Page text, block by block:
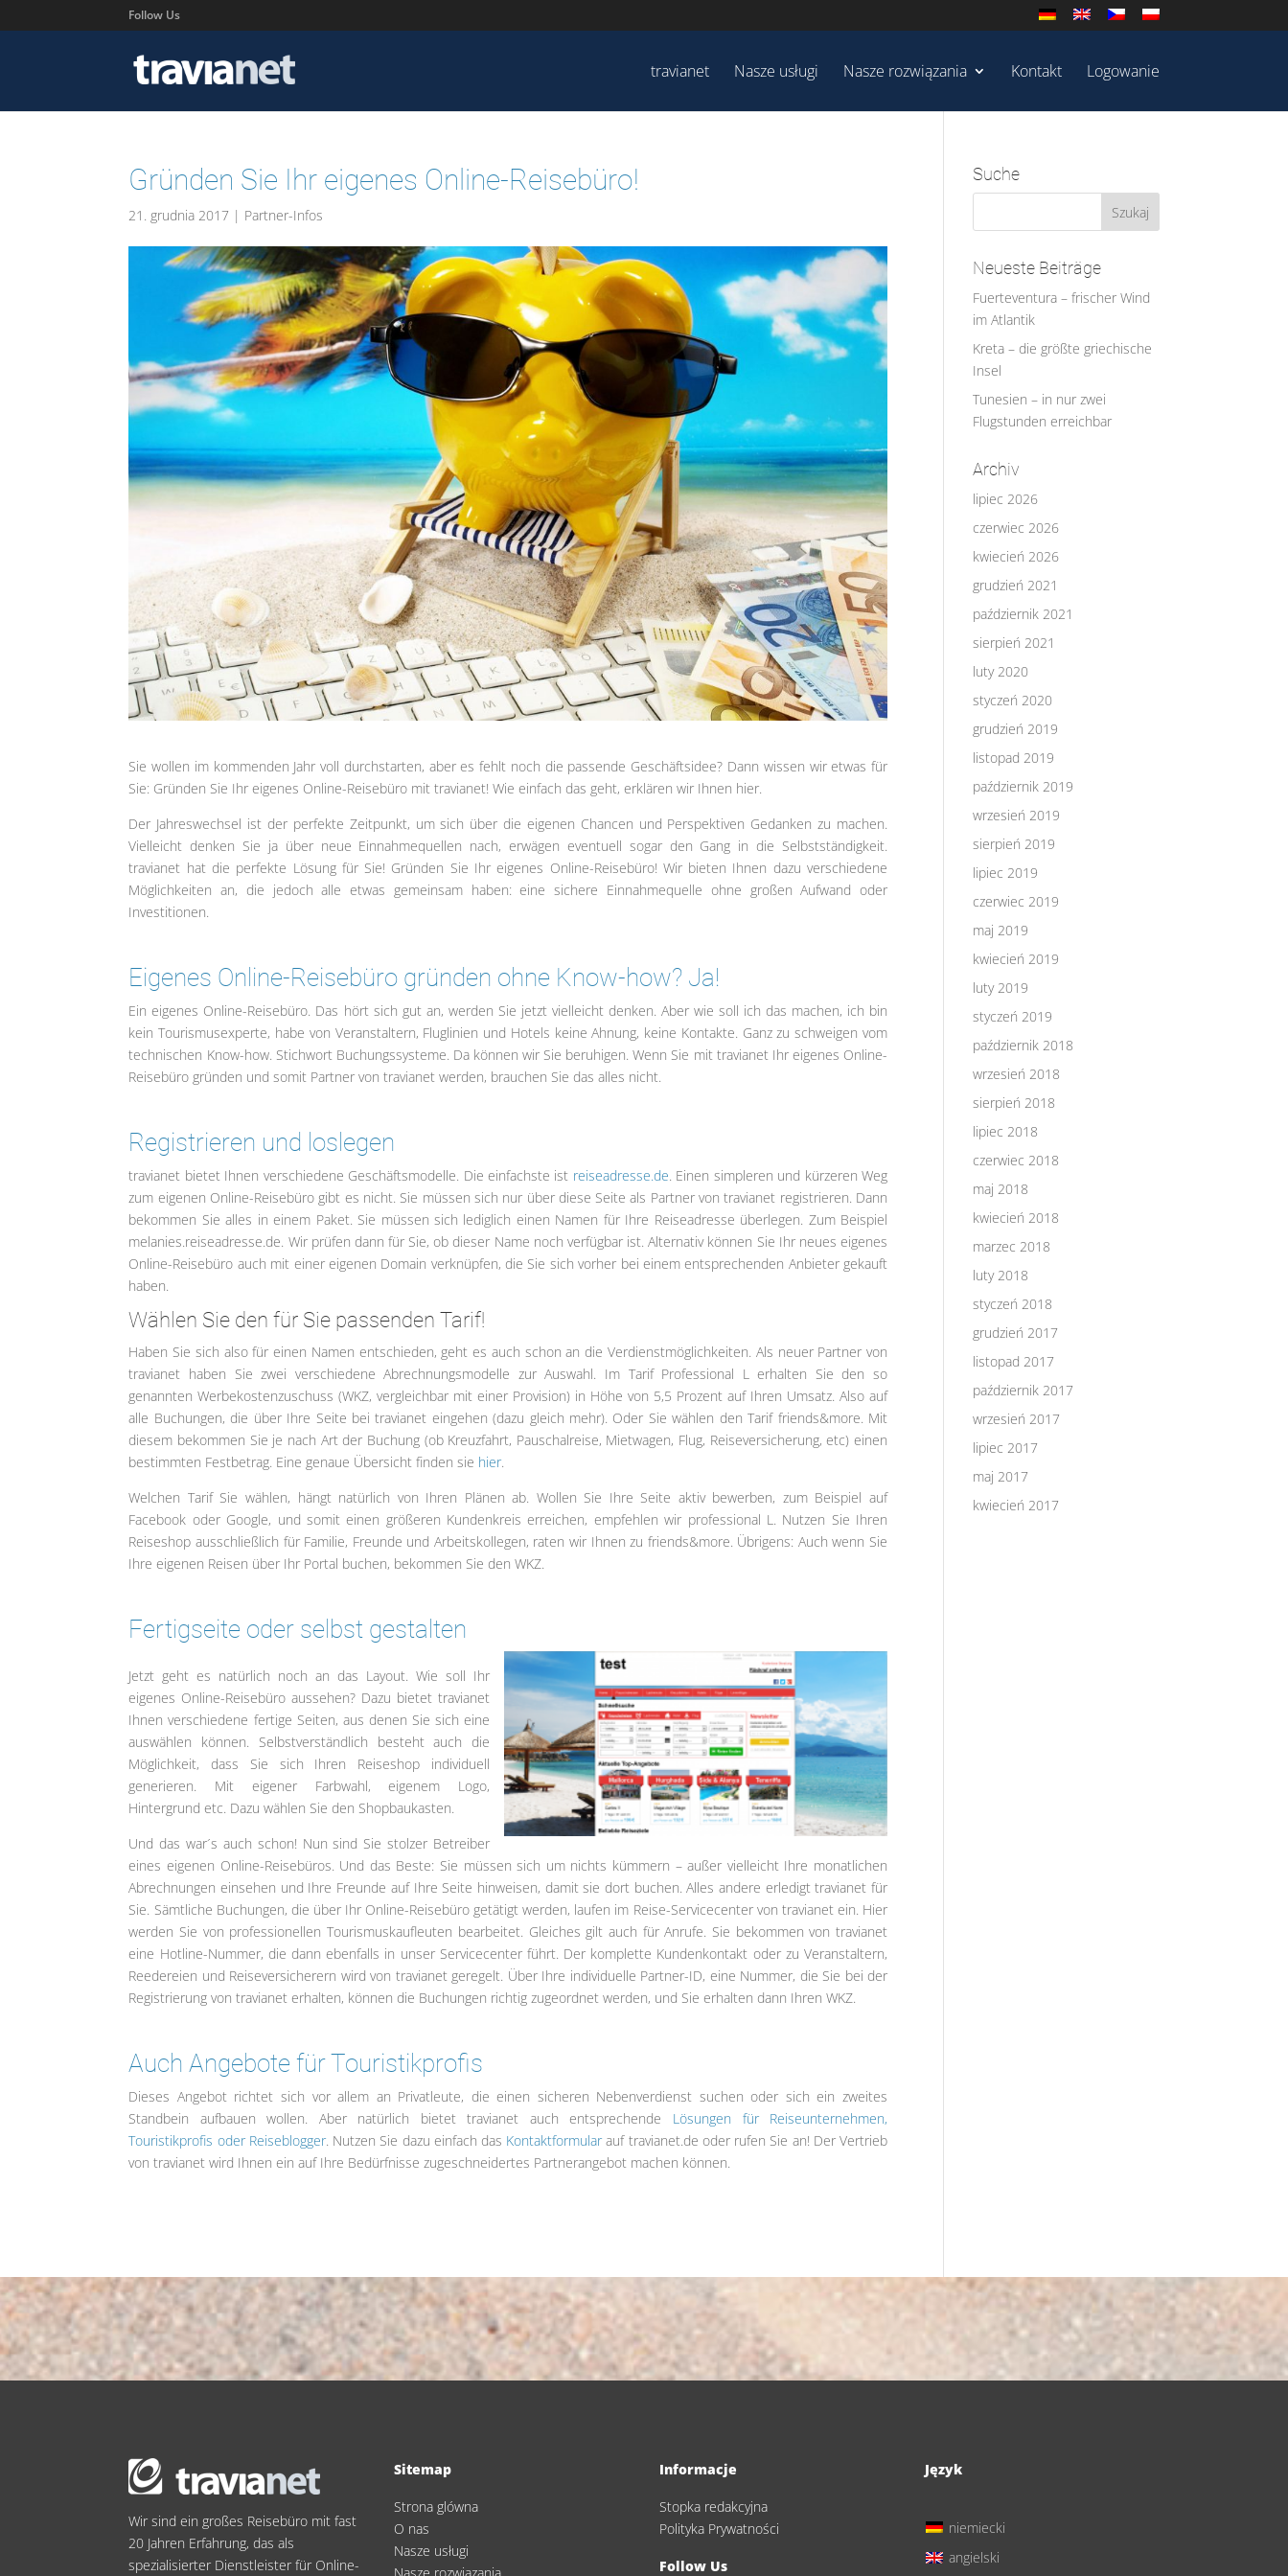
Follow Us
travianet Nasze usługi Nasze rozwiązania Kontakt Logowanie
Gründen Sie Ihr eigenes Online-Reisebüro!
21. grudnia 2017 | Partner-Infos
Sie wollen im kommenden Jahr voll durchstarten, aber es fehlt noch die passende Geschäftsidee? Dann wissen wir etwas für
Sie: Gründen Sie Ihr eigenes Online-Reisebüro mit travianet! Wie einfach das geht, erklären wir Ihnen hier.
Der Jahreswechsel ist der perfekte Zeitpunkt, um sich über die eigenen Chancen und Perspektiven Gedanken zu machen.
Vielleicht denken Sie ja über neue Einnahmequellen nach, erwägen eventuell sogar den Gang in die Selbstständigkeit.
travianet hat die perfekte Lösung für Sie! Gründen Sie Ihr eigenes Online-Reisebüro! Wir bieten Ihnen dazu verschiedene
Möglichkeiten an, die jedoch alle etwas gemeinsam haben: eine sichere Einnahmequelle ohne großen Aufwand oder
Investitionen.
Eigenes Online-Reisebüro gründen ohne Know-how? Ja!
Ein eigenes Online-Reisebüro. Das hört sich gut an, werden Sie jetzt vielleicht denken. Aber wie soll ich das machen, ich bin
kein Tourismusexperte, habe von Veranstaltern, Fluglinien und Hotels keine Ahnung, keine Kontakte. Ganz zu schweigen vom
technischen Know-how. Stichwort Buchungssysteme. Da können wir Sie beruhigen. Wenn Sie mit travianet Ihr eigenes Online-
Reisebüro gründen und somit Partner von travianet werden, brauchen Sie das alles nicht.
Registrieren und loslegen
travianet bietet Ihnen verschiedene Geschäftsmodelle. Die einfachste ist reiseadresse.de . Einen simpleren und kürzeren Weg
zum eigenen Online-Reisebüro gibt es nicht. Sie müssen sich nur über diese Seite als Partner von travianet registrieren. Dann
bekommen Sie alles in einem Paket. Sie müssen sich lediglich einen Namen für Ihre Reiseadresse überlegen. Zum Beispiel
melanies.reiseadresse.de. Wir prüfen dann für Sie, ob dieser Name noch verfügbar ist. Alternativ können Sie Ihr neues eigenes
Online-Reisebüro auch mit einer eigenen Domain verknüpfen, die Sie sich vorher bei einem entsprechenden Anbieter gekauft
haben.
Wählen Sie den für Sie passenden Tarif!
Haben Sie sich also für einen Namen entschieden, geht es auch schon an die Verdienstmöglichkeiten. Als neuer Partner von
travianet haben Sie zwei verschiedene Abrechnungsmodelle zur Auswahl. Im Tarif Professional L erhalten Sie den so
genannten Werbekostenzuschuss (WKZ, vergleichbar mit einer Provision) in Höhe von 5,5 Prozent auf Ihren Umsatz. Also auf
alle Buchungen, die über Ihre Seite bei travianet eingehen (dazu gleich mehr). Oder Sie wählen den Tarif friends&more. Mit
diesem bekommen Sie je nach Art der Buchung (ob Kreuzfahrt, Pauschalreise, Mietwagen, Flug, Reiseversicherung, etc) einen
bestimmten Festbetrag. Eine genaue Übersicht finden sie hier.
Welchen Tarif Sie wählen, hängt natürlich von Ihren Plänen ab. Wollen Sie Ihre Seite aktiv bewerben, zum Beispiel auf
Facebook oder Google, und somit einen größeren Kundenkreis erreichen, empfehlen wir professional L. Nutzen Sie Ihren
Reiseshop ausschließlich für Familie, Freunde und Arbeitskollegen, raten wir Ihnen zu friends&more. Übrigens: Auch wenn Sie
Ihre eigenen Reisen über Ihr Portal buchen, bekommen Sie den WKZ.
Fertigseite oder selbst gestalten
Jetzt geht es natürlich noch an das Layout. Wie soll Ihr
eigenes Online-Reisebüro aussehen? Dazu bietet travianet
Ihnen verschiedene fertige Seiten, aus denen Sie sich eine
auswählen können. Selbstverständlich besteht auch die
Möglichkeit, dass Sie sich Ihren Reiseshop individuell
generieren. Mit eigener Farbwahl, eigenem Logo,
Hintergrund etc. Dazu wählen Sie den Shopbaukasten.
Und das war´s auch schon! Nun sind Sie stolzer Betreiber
eines eigenen Online-Reisebüros. Und das Beste: Sie müssen sich um nichts kümmern – außer vielleicht Ihre monatlichen
Abrechnungen einsehen und Ihre Freunde auf Ihre Seite hinweisen, damit sie dort buchen. Alles andere erledigt travianet für
Sie. Sämtliche Buchungen, die über Ihr Online-Reisebüro getätigt werden, laufen im Reise-Servicecenter von travianet ein. Hier
werden Sie von professionellen Tourismuskaufleuten bearbeitet. Gleiches gilt auch für Anrufe. Sie bekommen von travianet
eine Hotline-Nummer, die dann ebenfalls in unser Servicecenter führt. Der komplette Kundenkontakt oder zu Veranstaltern,
Reedereien und Reiseversicherern wird von travianet geregelt. Über Ihre individuelle Partner-ID, eine Nummer, die Sie bei der
Registrierung von travianet erhalten, können die Buchungen richtig zugeordnet werden, und Sie erhalten dann Ihren WKZ.
Auch Angebote für Touristikprofis
Dieses Angebot richtet sich vor allem an Privatleute, die einen sicheren Nebenverdienst suchen oder sich ein zweites
Standbein aufbauen wollen. Aber natürlich bietet travianet auch entsprechende Lösungen für Reiseunternehmen,
Touristikprofis oder Reiseblogger. Nutzen Sie dazu einfach das Kontaktformularauf travianet.de oder rufen Sie an! Der Vertrieb
von travianet wird Ihnen ein auf Ihre Bedürfnisse zugeschneidertes Partnerangebot machen können.
Suche
Neueste Beiträge
Fuerteventura – frischer Wind
im Atlantik
Kreta – die größte griechische
Insel
Tunesien – in nur zwei
Flugstunden erreichbar
Archiv
lipiec 2026
czerwiec 2026
kwiecień 2026
grudzień 2021
październik 2021
sierpień 2021
luty 2020
styczeń 2020
grudzień 2019
listopad 2019
październik 2019
wrzesień 2019
sierpień 2019
lipiec 2019
czerwiec 2019
maj 2019
kwiecień 2019
luty 2019
styczeń 2019
październik 2018
wrzesień 2018
sierpień 2018
lipiec 2018
czerwiec 2018
maj 2018
kwiecień 2018
marzec 2018
luty 2018
styczeń 2018
grudzień 2017
listopad 2017
październik 2017
wrzesień 2017
lipiec 2017
maj 2017
kwiecień 2017
Wir sind ein großes Reisebüro mit fast
20 Jahren Erfahrung, das als
spezialisierter Dienstleister für Online-
Sitemap
Strona glówna
O nas
Nasze usługi
Informacje
Stopka redakcyjna
Polityka Prywatności
Follow Us
Język
niemiecki
angielski